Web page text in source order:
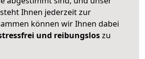
Ihnen jederzeit zur
können wir Ihnen dabei
und reibungsloszu